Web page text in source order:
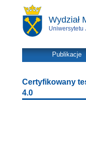
Wydział
Uniwersytetu
Publikacje
Certyfikowany
4.0